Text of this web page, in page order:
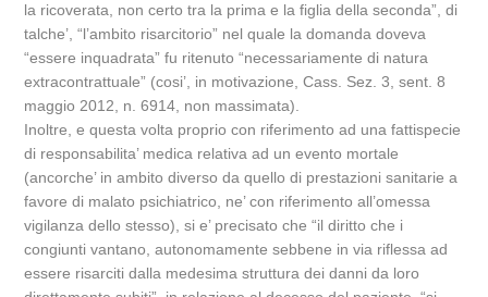
la ricoverata, non certo tra la prima e la figlia della seconda”, di
talche’, “l’ambito risarcitorio” nel quale la domanda doveva
“essere inquadrata” fu ritenuto “necessariamente di natura
extracontrattuale” (cosi’, in motivazione, Cass. Sez. 3, sent. 8
maggio 2012, n. 6914, non massimata).
Inoltre, e questa volta proprio con riferimento ad una fattispecie
di responsabilita’ medica relativa ad un evento mortale
(ancorche’ in ambito diverso da quello di prestazioni sanitarie a
favore di malato psichiatrico, ne’ con riferimento all’omessa
vigilanza dello stesso), si e’ precisato che “il diritto che i
congiunti vantano, autonomamente sebbene in via riflessa ad
essere risarciti dalla medesima struttura dei danni da loro